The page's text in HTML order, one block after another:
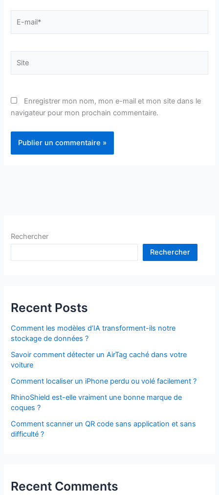
mail*
Enregistrer mon nom, mon e-mail et mon site dans le
navigateur pour mon prochain commentaire.
Rechercher
Rechercher
Recent Posts
Comment les modèles d’IA transforment-ils notre
stockage de données ?
Savoir comment détecter un AirTag caché dans votre
voiture
Comment localiser un iPhone perdu ou volé facilement ?
RhinoShield est-elle vraiment une bonne marque de
coques ?
Comment scanner un QR code sans application et sans
difficulté ?
Recent Comments